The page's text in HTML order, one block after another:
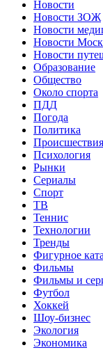
Новости
Новости ЗОЖ
Новости
Новости
Новости
Образование
Общество
Около спорта
ПДД
Погода
Политика
Происшествия
Психология
Рынки
Сериалы
Спорт
ТВ
Теннис
Технологии
Тренды
Фигурное
Фильмы
Фильмы и
Футбол
Хоккей
Шоу-бизнес
Экология
Экономика